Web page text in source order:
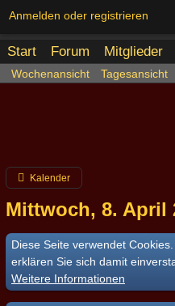
Anmelden oder registrieren
Start Forum Mitglieder
Wochenansicht Tagesansicht
Kalender
Mittwoch, 8. April
Diese Seite verwendet
erklären Sie sich damit
Weitere Informationen